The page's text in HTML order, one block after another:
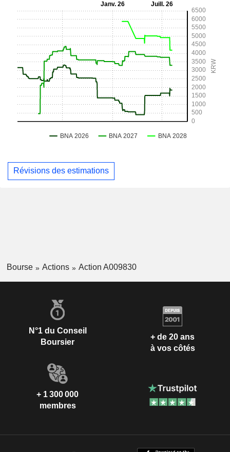
Révisions des estimations
Bourse Actions Action A009830
N°1 du Conseil
Boursier
+ de 20 ans
à vos côtés
+ 1 300 000
membres